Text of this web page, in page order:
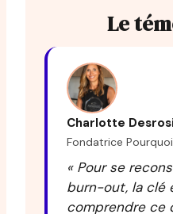
Le
Charlotte
Fondatrice
« Pour se
burn-out, la clé
comprendre ce